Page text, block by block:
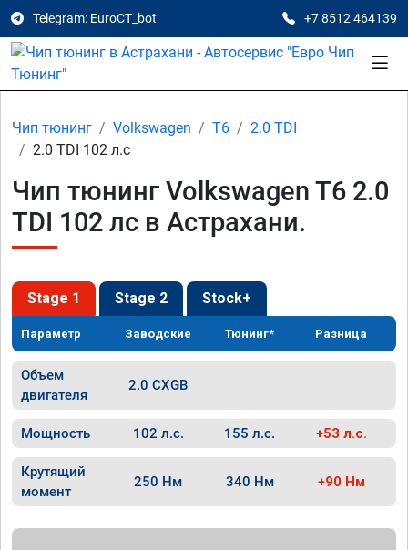
Telegram: EuroCT_bot +7 8512 464139
Чип тюнинг Volkswagen T6
2.0 TDI
2.0 TDI 102 л.с
Чип тюнинг Volkswagen T6 2.0
TDI 102 лс в Астрахани.
Stage 1 Stage 2 Stock+
Параметр Заводские Тюнинг* Разница
Объем
двигателя
2.0 CXGB
Мощность 102 л.с. 155 л.с. +53 л.с.
Крутящий
момент
250 Нм 340 Нм +90 Нм